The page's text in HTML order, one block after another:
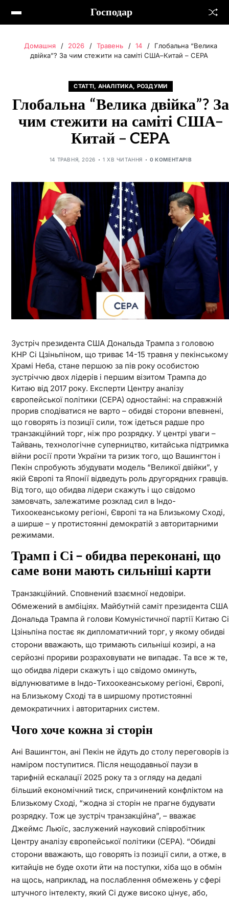
Господар
Домашня 2026 Травень 14
Глобальна “Велика
двійка”? За чим стежити на саміті США–Китай – CEPA
СТАТТІ, АНАЛІТИКА, РОЗДУМИ
Глобальна “Велика двійка”? За
чим стежити на саміті США–
Китай – CEPA
14 ТРАВНЯ, 2026 1 ХВ ЧИТАННЯ 0 КОМЕНТАРІВ
Зустріч президента США Дональда Трампа з головою
КНР Сі Цзіньпіном, що триває 14-15 травня у пекінському
Храмі Неба, стане першою за пів року особистою
зустріччю двох лідерів і першим візитом Трампа до
Китаю від 2017 року. Експерти Центру аналізу
європейської політики (CEPA) одностайні: на справжній
прорив сподіватися не варто – обидві сторони впевнені,
що говорять із позиції сили, тож ідеться радше про
транзакційний торг, ніж про розрядку. У центрі уваги –
Тайвань, технологічне суперництво, китайська підтримка
війни росії проти України та ризик того, що Вашингтон і
Пекін спробують збудувати модель “Великої двійки”, у
якій Європі та Японії відведуть роль другорядних гравців.
Від того, що обидва лідери скажуть і що свідомо
замовчать, залежатиме розклад сил в Індо-
Тихоокеанському регіоні, Європі та на Близькому Сході,
а ширше – у протистоянні демократій з авторитарними
режимами.
Трамп і Сі – обидва переконані, що
саме вони мають сильніші карти
Транзакційний. Сповнений взаємної недовіри.
Обмежений в амбіціях. Майбутній саміт президента США
Дональда Трампа й голови Комуністичної партії Китаю Сі
Цзіньпіна постає як дипломатичний торг, у якому обидві
сторони вважають, що тримають сильніші козирі, а на
серйозні прориви розраховувати не випадає. Та все ж те,
що обидва лідери скажуть і що свідомо оминуть,
відлунюватиме в Індо-Тихоокеанському регіоні, Європі,
на Близькому Сході та в ширшому протистоянні
демократичних і авторитарних систем.
Чого хоче кожна зі сторін
Ані Вашингтон, ані Пекін не йдуть до столу переговорів із
наміром поступитися. Після нещодавньої паузи в
тарифній ескалації 2025 року та з огляду на дедалі
більший економічний тиск, спричинений конфліктом на
Близькому Сході, “жодна зі сторін не прагне будувати
розрядку. Тож це зустріч транзакційна”, – вважає
Джеймс Льюїс, заслужений науковий співробітник
Центру аналізу європейської політики (CEPA). “Обидві
сторони вважають, що говорять із позиції сили, а отже, в
китайців не буде охоти йти на поступки, хіба що в обмін
на щось, наприклад, на послаблення обмежень у сфері
штучного інтелекту, який Сі дуже високо цінує, або,